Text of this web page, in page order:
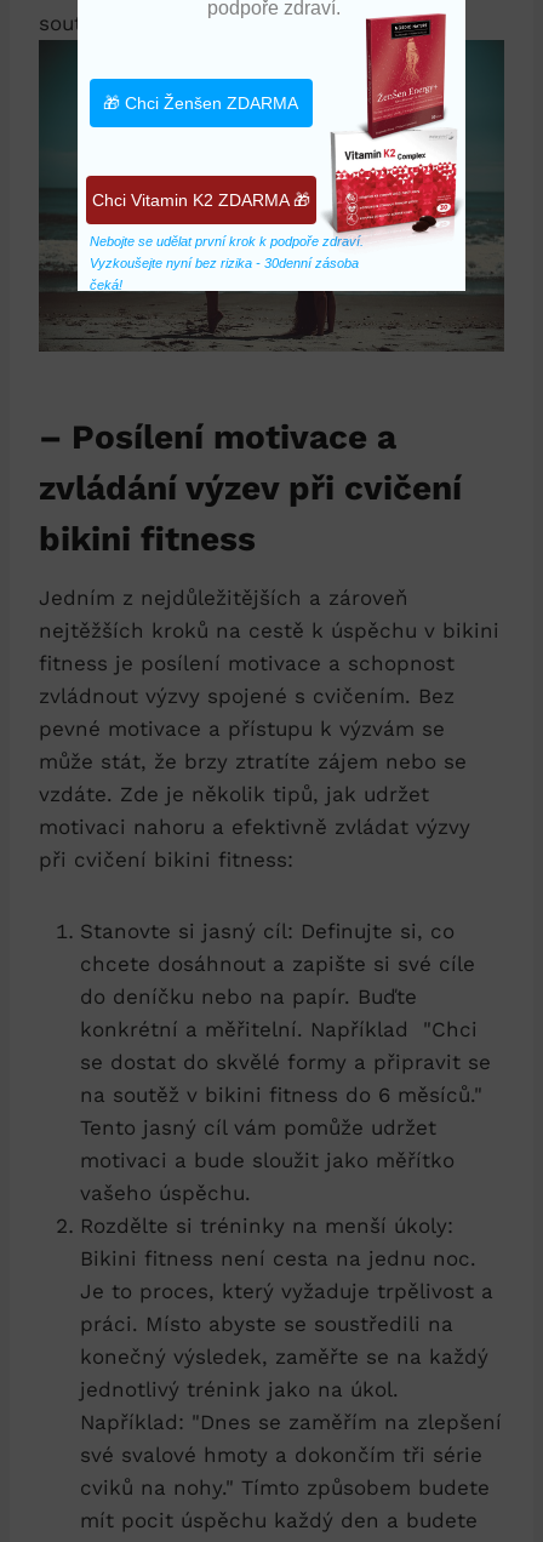
soutěž v⁣ bikini fitness.
– ‌Posílení motivace a
⁤zvládání výzev při cvičení
bikini fitness
Jedním z nejdůležitějších a zároveň
nejtěžších kroků na cestě ⁣k úspěchu v bikini
fitness je posílení ⁢motivace a schopnost
zvládnout výzvy spojené s cvičením. Bez​
pevné motivace a přístupu‍ k výzvám se
může stát,⁣ že brzy ztratíte zájem nebo‌ se
vzdáte. Zde je ⁢několik tipů, ⁤jak udržet
motivaci⁢ nahoru a ‌efektivně ‌zvládat výzvy
při cvičení bikini fitness:
Stanovte si jasný cíl: Definujte si, co
chcete‍ dosáhnout a zapište si ‌své cíle
do deníčku​ nebo na ⁣papír. Buďte
konkrétní a měřitelní. ‍Například ‌ "Chci
se dostat do skvělé formy a připravit se
na soutěž v bikini fitness⁤ do⁤ 6 ‍měsíců." ⁤
Tento jasný‍ cíl vám pomůže udržet
motivaci a ‍bude ‍sloužit jako měřítko
vašeho úspěchu.
Rozdělte si tréninky na menší ⁢úkoly:
Bikini fitness ⁣není cesta na jednu noc.
Je to proces, který ⁤vyžaduje trpělivost a⁢
práci. Místo abyste ​se ‌soustředili na
konečný výsledek,​ zaměřte se‌ na každý
⁢jednotlivý trénink jako na úkol.
Například: "Dnes se⁣ zaměřím‍ na ‍zlepšení
své ​svalové hmoty a dokončím tři série ​
cviků na nohy." Tímto způsobem⁤ budete
mít pocit‍ úspěchu každý den a budete
podpoře zdraví.
Nebojte se udělat první krok k podpoře zdraví.
Vyzkoušejte nyní bez rizika - 30denní zásoba
čeká!
Chci Vitamin K2 ZDARMA 🎁
🎁 Chci Ženšen ZDARMA